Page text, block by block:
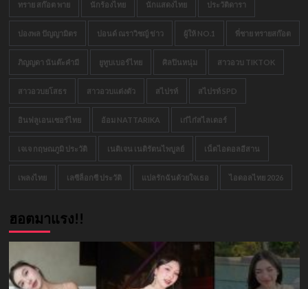
ทราย สก๊อต พาย นักร้องไทย นักแสดงไทย ประวัติดารา
ปองพล ปัญญามิตร ปอนด์ ณราวิชญ์ ข่าว ผู้ให้ NO.1 พี่ชาย ทรายสก๊อต
ภิญญดา นันต๊ะคำมี ยูทูบเบอร์ไทย ศิลปินหนุ่ม สาวอวบ TIKTOK
สาวอวบยโสธร สาวอวบแต่งตัว สไปรท์ สไปรท์ SPD
อินฟลูเอนเซอร์ไทย อ้อม NATTARIKA เก๋ไก๋สไลเดอร์
เจเจ กฤษณภูมิ ประวัติ เนติเจน เนติรัตนไพบูลย์ เน็ตไอดอลอีสาน
เพลงไทย เลซีล็อกซี ประวัติ แปลรักฉันด้วยใจเธอ ไอดอลไทย 2026
ฮอตมาแรง!!